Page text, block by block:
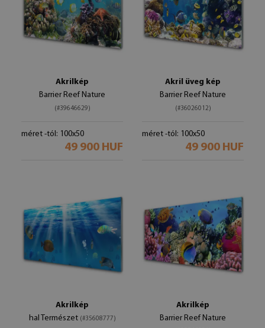
Akrilkép
Barrier Reef Nature
(#39646629)
méret -tól: 100x50
49 900 HUF
Akril üveg kép
Barrier Reef Nature
(#36026012)
méret -tól: 100x50
49 900 HUF
Akrilkép
hal Természet (#35608777)
Akrilkép
Barrier Reef Nature